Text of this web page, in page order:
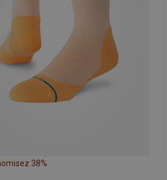
38%